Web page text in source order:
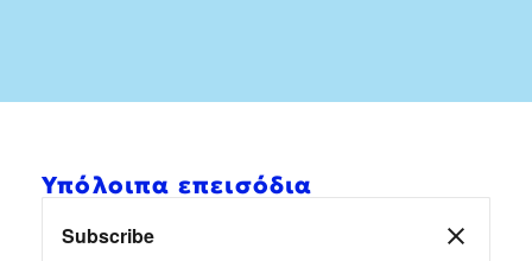
Υπόλοιπα επεισόδια